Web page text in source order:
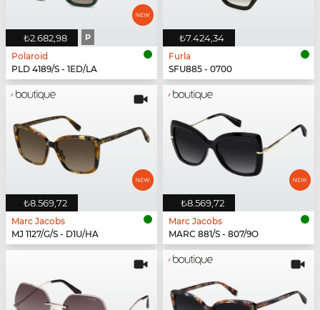
₺2.682,98 P
Polaroid
PLD 4189/S - 1ED/LA
₺7.424,34
Furla
SFU885 - 0700
₺8.569,72
Marc Jacobs
MJ 1127/G/S - D1U/HA
₺8.569,72
Marc Jacobs
MARC 881/S - 807/9O